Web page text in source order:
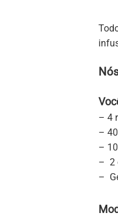
– 4
–
–
– 2
–